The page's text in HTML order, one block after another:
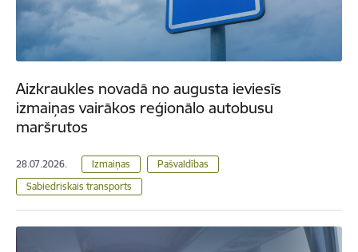
Aizkraukles novadā no augusta ieviesīs
izmaiņas vairākos reģionālo autobusu
maršrutos
28.07.2026. Izmaiņas
Pašvaldības
Sabiedriskais transports